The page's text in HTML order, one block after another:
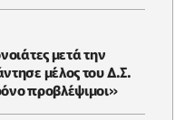
μετά την
μέλος του Δ.Σ.
προβλέψιμοι»